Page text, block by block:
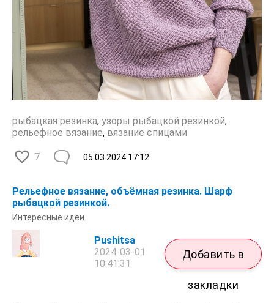
рыбацкая резинка, узоры рыбацкой резинкой,
рельефное вязание, вязание спицами
7 05.03.2024 17:12
Рельефное вязание, объёмная резинка. Шарф
рыбацкой резинкой.
Интересные идеи
Pushitsa
2024-03-01
10:41:31
Добавить в
закладки